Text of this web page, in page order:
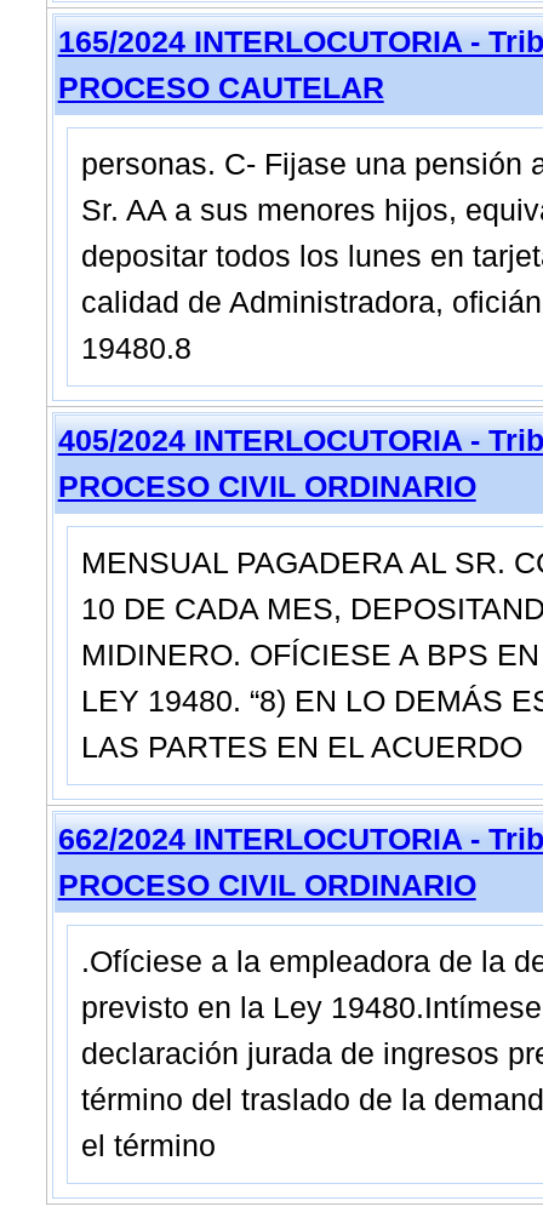
165/2024 INTERLOCUTORIA -
PROCESO CAUTELAR
personas. C- Fijase una pensión
Sr. AA a sus menores hijos,
depositar todos los lunes en
calidad de Administradora,
19480.8
405/2024 INTERLOCUTORIA -
PROCESO CIVIL ORDINARIO
MENSUAL PAGADERA AL SR.
10 DE CADA MES,
MIDINERO. OFÍCIESE A BPS
LEY 19480. “8) EN LO DEMÁS
LAS PARTES EN EL ACUERDO
662/2024 INTERLOCUTORIA -
PROCESO CIVIL ORDINARIO
.Ofíciese a la empleadora de la
previsto en la Ley
declaración jurada de ingresos
término del traslado de la
el término